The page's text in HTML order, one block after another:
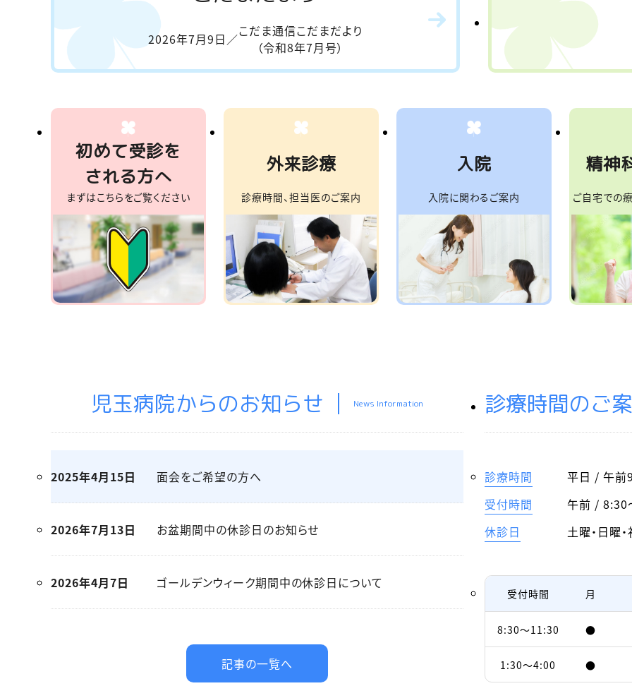
2026年7月9日 ／こだま通信こだまだより
（令和8年7月号）
初めて受診を
される方へ
まずはこちらをご覧ください
外来診療
診療時間、担当医のご案内
入院
入院に関わるご案内
精神
ご自宅での
児玉病院からのお知らせ News Information
2025年4月15日 面会をご希望の方へ
2026年7月13日 お盆期間中の休診日のお知らせ
2026年4月7日 ゴールデンウィーク期間中の休診日について
記事の一覧へ
診療時間のご
診療時間
平日 / 午前
受付時間
午前 / 8:30
休診日
土曜・日曜
受付時間 月
8:30～11:30 ●
1:30～4:00 ●